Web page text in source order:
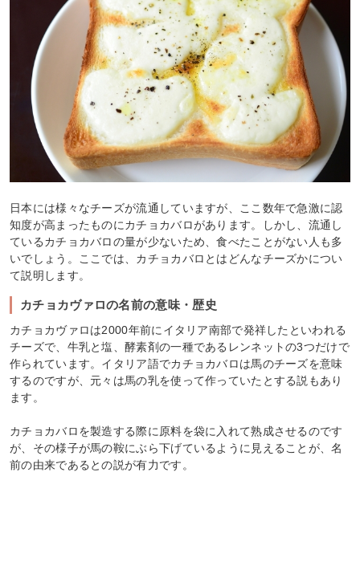
日本には様々なチーズが流通していますが、ここ数年で急激に認
知度が高まったものにカチョカバロがあります。しかし、流通し
ているカチョカバロの量が少ないため、食べたことがない人も多
いでしょう。ここでは、カチョカバロとはどんなチーズかについ
て説明します。
カチョカヴァロの名前の意味・歴史
カチョカヴァロは2000年前にイタリア南部で発祥したといわれる
チーズで、牛乳と塩、酵素剤の一種であるレンネットの3つだけで
作られています。イタリア語でカチョカバロは馬のチーズを意味
するのですが、元々は馬の乳を使って作っていたとする説もあり
ます。
カチョカバロを製造する際に原料を袋に入れて熟成させるのです
が、その様子が馬の鞍にぶら下げているように見えることが、名
前の由来であるとの説が有力です。